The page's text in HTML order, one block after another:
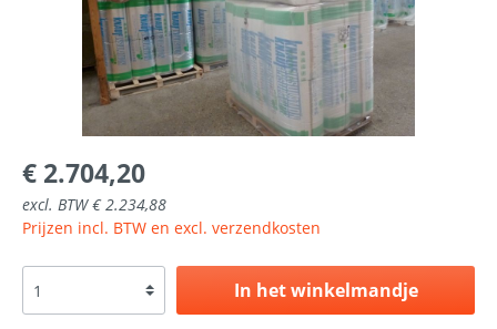
€ 2.704,20
excl. BTW € 2.234,88
Prijzen incl. BTW en excl. verzendkosten
In het winkelmandje